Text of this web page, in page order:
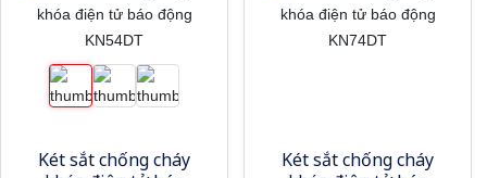
Két sắt chống cháy
Két sắt chống cháy